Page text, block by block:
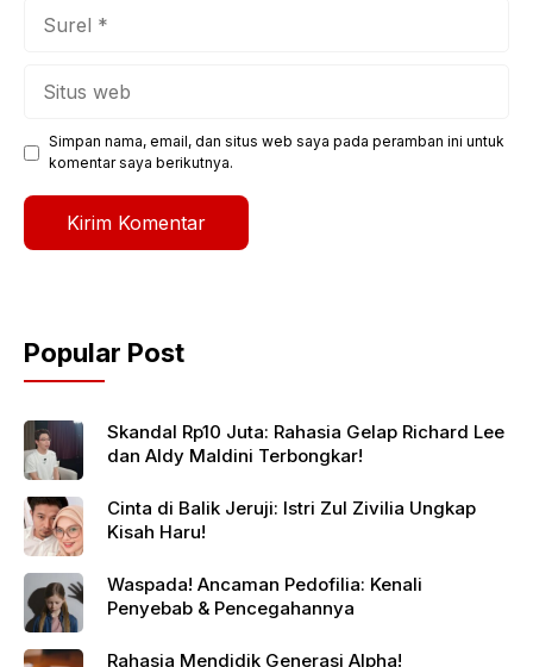
Simpan nama, email, dan situs web saya pada peramban ini untuk
komentar saya berikutnya.
Popular Post
Skandal Rp10 Juta: Rahasia Gelap Richard Lee
dan Aldy Maldini Terbongkar!
Cinta di Balik Jeruji: Istri Zul Zivilia Ungkap
Kisah Haru!
Waspada! Ancaman Pedofilia: Kenali
Penyebab & Pencegahannya
Rahasia Mendidik Generasi Alpha!